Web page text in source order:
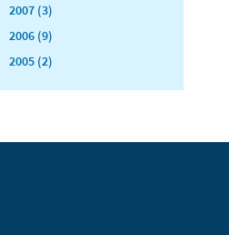
2007 (3)
2006 (9)
2005 (2)